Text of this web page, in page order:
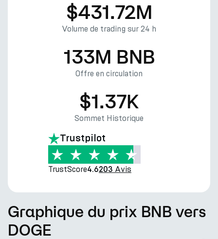
$431.72M
Volume de trading sur 24 h
133M BNB
Offre en circulation
$1.37K
Sommet Historique
Trustpilot
TrustScore4.6203 Avis
Graphique du prix BNB vers
DOGE